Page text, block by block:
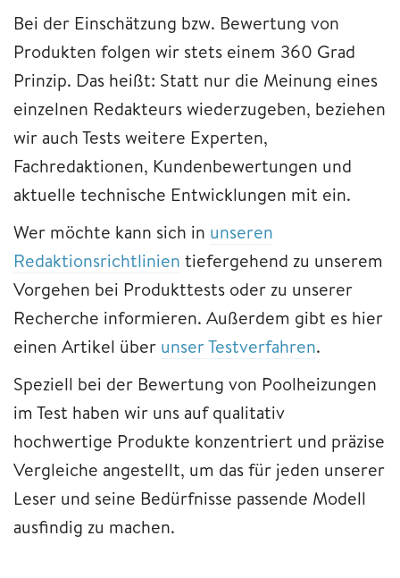
Bei der Einschätzung bzw. Bewertung von
Produkten folgen wir stets einem 360 Grad
Prinzip. Das heißt: Statt nur die Meinung eines
einzelnen Redakteurs wiederzugeben, beziehen
wir auch Tests weitere Experten,
Fachredaktionen, Kundenbewertungen und
aktuelle technische Entwicklungen mit ein.
Wer möchte kann sich in unseren
Redaktionsrichtlinien tiefergehend zu unserem
Vorgehen bei Produkttests oder zu unserer
Recherche informieren. Außerdem gibt es hier
einen Artikel über unser Testverfahren.
Speziell bei der Bewertung von Poolheizungen
im Test haben wir uns auf qualitativ
hochwertige Produkte konzentriert und präzise
Vergleiche angestellt, um das für jeden unserer
Leser und seine Bedürfnisse passende Modell
ausfindig zu machen.